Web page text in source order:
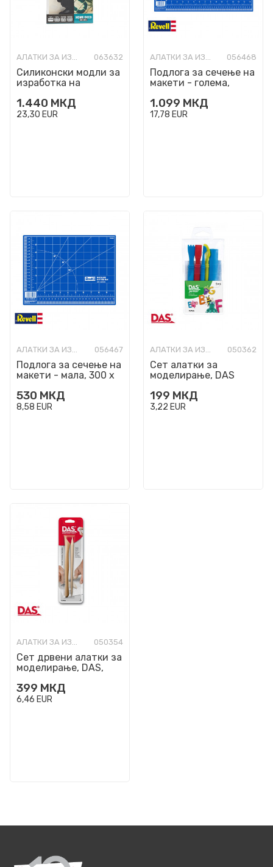
АЛАТКИ ЗА ИЗРАБОТКА 063632
Силиконски модли за
изработка на
сложувалка, Gedeo, 37
x 25 cm, 1...
1.440 МКД
23,30 EUR
АЛАТКИ ЗА ИЗРАБОТКА 056468
Подлога за сечење на
макети - голема,
1.099 МКД
17,78 EUR
АЛАТКИ ЗА ИЗРАБОТКА 056467
Подлога за сечење на
макети - мала, 300 x
530 МКД
8,58 EUR
АЛАТКИ ЗА ИЗРАБОТКА 050362
Сет алатки за
моделирање, DAS
199 МКД
3,22 EUR
АЛАТКИ ЗА ИЗРАБОТКА 050354
Сет дрвени алатки за
моделирање, DAS,
399 МКД
6,46 EUR